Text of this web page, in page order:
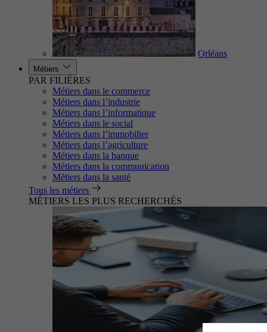
Orléans
Métiers
PAR FILIÈRES
Métiers dans le commerce
Métiers dans l’industrie
Métiers dans l’informatique
Métiers dans le social
Métiers dans l’immobilier
Métiers dans l’agriculture
Métiers dans la banque
Métiers dans la communication
Métiers dans la santé
Tous les métiers
MÉTIERS LES PLUS RECHERCHÉS